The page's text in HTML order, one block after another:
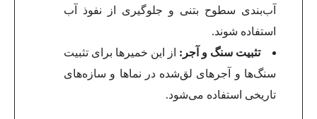
آب‌بندی سطوح بتنی و جلوگیری از نفوذ آب
استفاده شوند.
تثبیت سنگ و آجر: از این خمیرها برای تثبیت
سنگ‌ها و آجرهای لق‌شده در نماها و سازه‌های
تاریخی استفاده می‌شود.